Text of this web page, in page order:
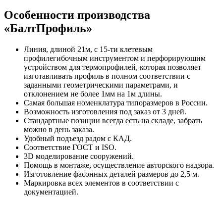
Особенности производства
«БалтПрофиль»
Линия, длиной 21м, с 15-ти клетевым
профилегибочным инструментом и перфорирующим
устройством для термопрофилей, которая позволяет
изготавливать профиль в полном соответствии с
заданными геометрическими параметрами, и
отклонением не более 1мм на 1м длины.
Самая большая номенклатура типоразмеров в России.
Возможность изготовления под заказ от 3 дней.
Стандартные позиции всегда есть на складе, забрать
можно в день заказа.
Удобный подъезд радом с КАД.
Соответствие ГОСТ и ISO.
3D моделирование сооружений.
Помощь в монтаже, осуществление авторского надзора.
Изготовление фасонных деталей размеров до 2,5 м.
Маркировка всех элементов в соответствии с
документацией.